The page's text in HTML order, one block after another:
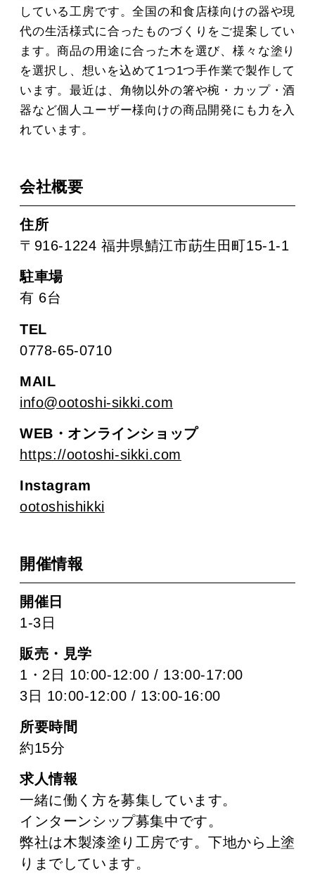
している工房です。全国の和食店様向けの器や現
代の生活様式に合ったものづくりをご提案してい
ます。商品の用途に合った木を選び、様々な塗り
を選択し、想いを込めて1つ1つ手作業で製作して
います。最近は、角物以外の箸や椀・カップ・酒
器など個人ユーザー様向けの商品開発にも力を入
れています。
会社概要
住所
〒916-1224 福井県鯖江市莇生田町15-1-1
駐車場
有 6台
TEL
0778-65-0710
MAIL
info@ootoshi-sikki.com
WEB・オンラインショップ
https://ootoshi-sikki.com
Instagram
ootoshishikki
開催情報
開催日
1-3日
販売・見学
1・2日 10:00-12:00 / 13:00-17:00
3日 10:00-12:00 / 13:00-16:00
所要時間
約15分
求人情報
一緒に働く方を募集しています。
インターンシップ募集中です。
弊社は木製漆塗り工房です。下地から上塗
りまでしています。